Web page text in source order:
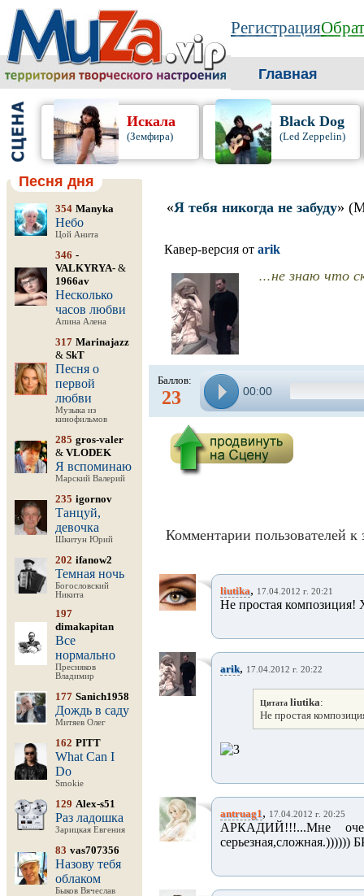
Регистрация
Главная
Искала
(Земфира)
Black Dog
(Led Zeppelin)
Песня дня
354 Manyka
Небо
Цой Анита
346 -
VALKYRYA- &
1966av
Несколько
часов любви
Апина Алена
317 Marinajazz
& SkT
Песня о
первой
любви
Музыка из
кинофильмов
285 gros-valer
& VLODEK
Я вспоминаю
Марский Валерий
235 igornov
Танцуй,
девочка
Шкитун Юрий
202 ifanow2
Темная ночь
Богословский
Никита
197
dimakapitan
Все
нормально
Пресняков
Владимир
177 Sanich1958
Дождь в саду
Митяев Олег
162 PITT
What Can I
Do
Smokie
129 Alex-s51
Раз ладошка
Зарицкая Евгения
83 vas707356
Назову тебя
облаком
Быков Вячеслав
«Я тебя никогда не забуду»
Кавер-версия от arik
...не знаю что
Баллов:
23 00:00
Комментарии пользователей к
liutika, 17.04.2012 г. 20:21
Не простая
arik, 17.04.2012 г. 20:22
Цитата liutika:
Не простая
antruag1, 17.04.2012 г. 20:25
АРКАДИЙ!!!...Мне